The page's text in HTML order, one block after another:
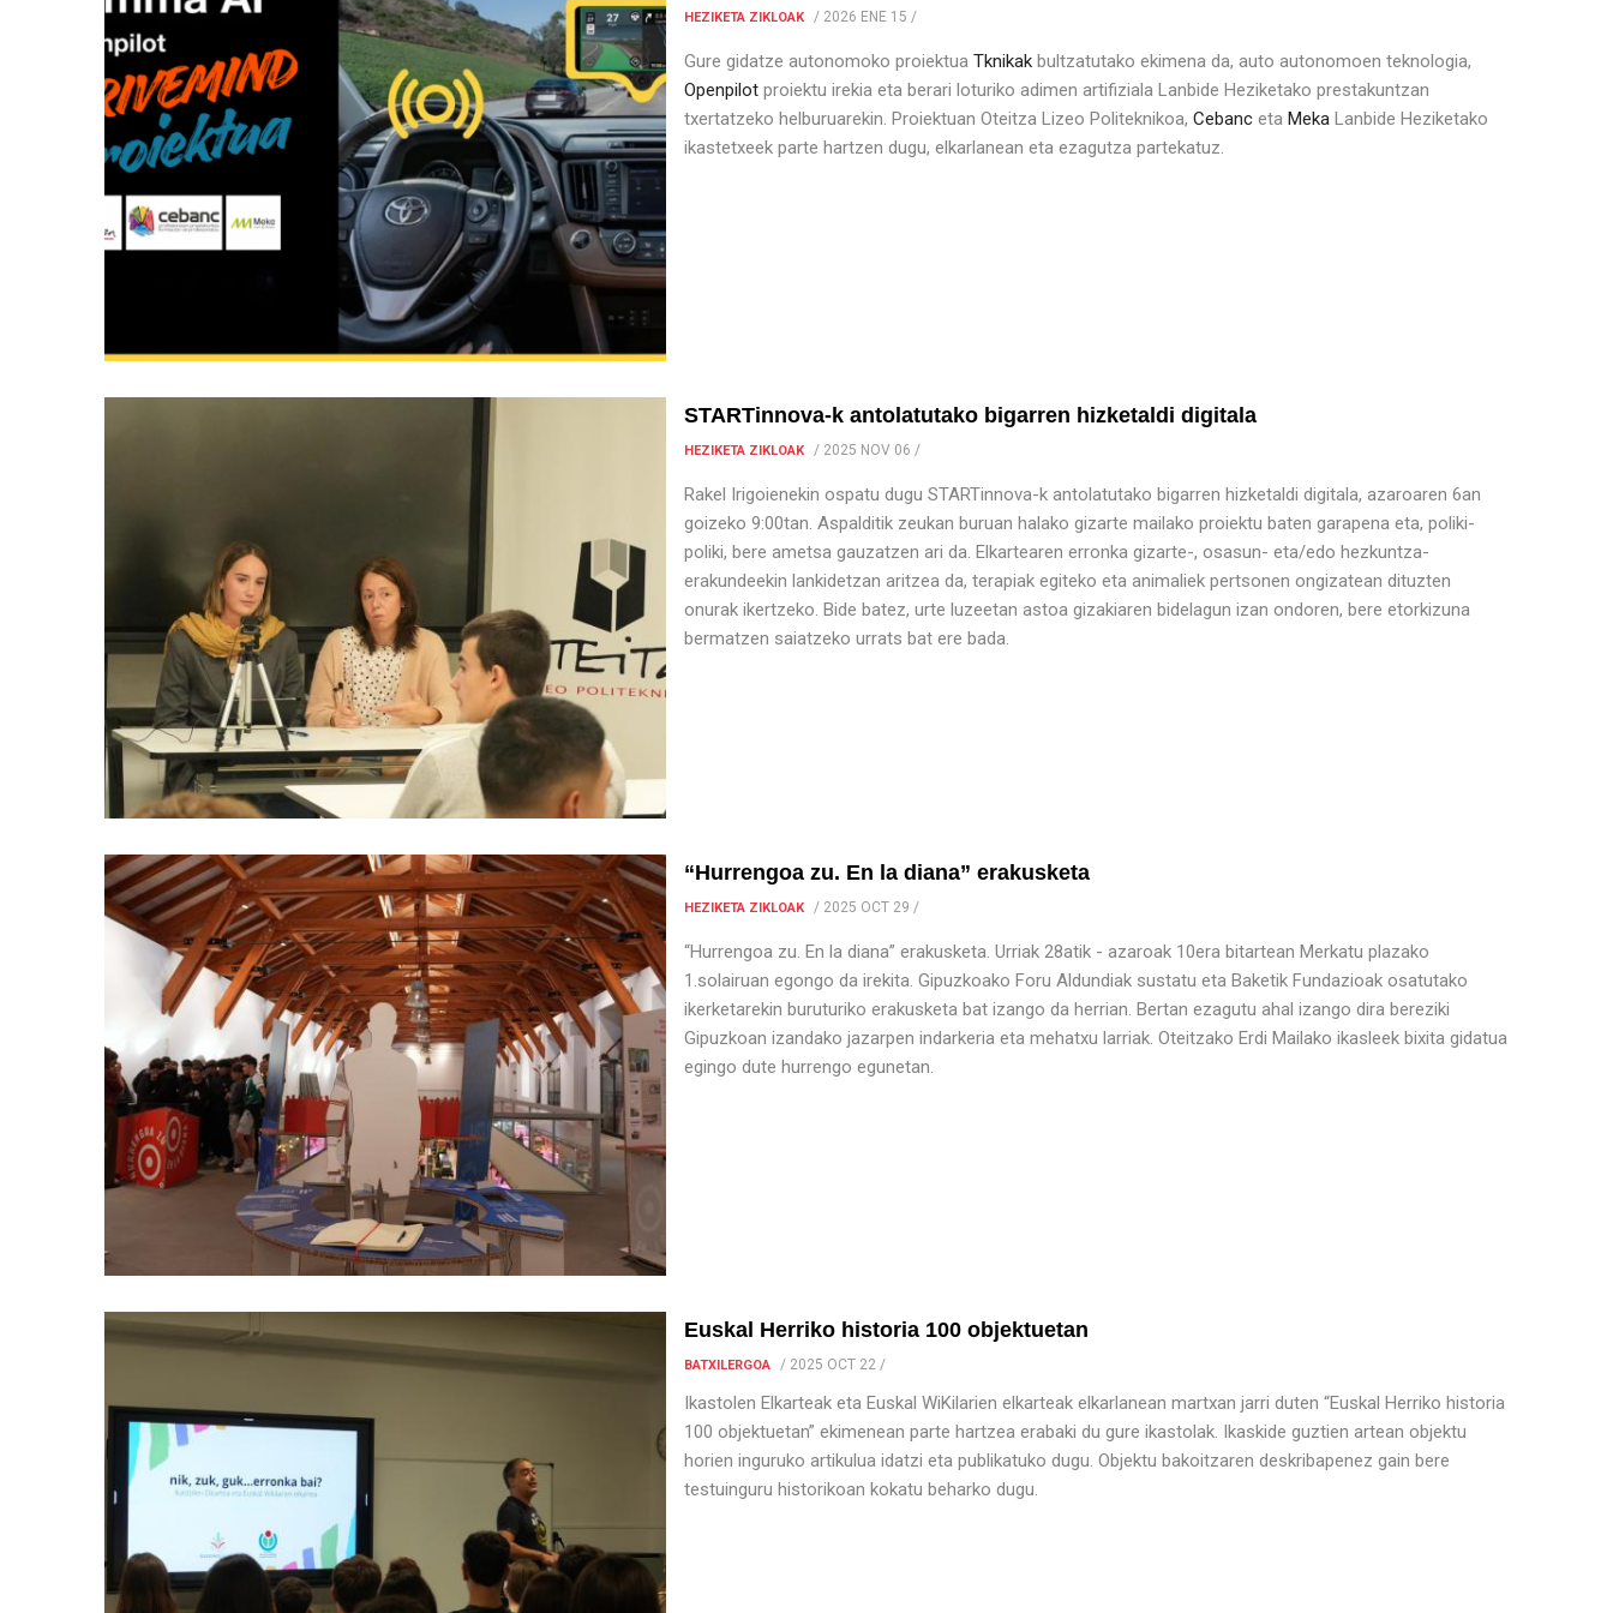
HEZIKETA ZIKLOAK / 2026 ENE 15 /
Gure gidatze autonomoko proiektua Tknikak bultzatutako ekimena da, auto autonomoen teknologia,
Openpilot proiektu irekia eta berari loturiko adimen artifiziala Lanbide Heziketako prestakuntzan
txertatzeko helburuarekin. Proiektuan Oteitza Lizeo Politeknikoa, Cebanc eta Meka Lanbide Heziketako
ikastetxeek parte hartzen dugu, elkarlanean eta ezagutza partekatuz.
STARTinnova-k antolatutako bigarren hizketaldi digitala
HEZIKETA ZIKLOAK / 2025 NOV 06 /
Rakel Irigoienekin ospatu dugu STARTinnova-k antolatutako bigarren hizketaldi digitala, azaroaren 6an
goizeko 9:00tan. Aspalditik zeukan buruan halako gizarte mailako proiektu baten garapena eta, poliki-
poliki, bere ametsa gauzatzen ari da. Elkartearen erronka gizarte-, osasun- eta/edo hezkuntza-
erakundeekin lankidetzan aritzea da, terapiak egiteko eta animaliek pertsonen ongizatean dituzten
onurak ikertzeko. Bide batez, urte luzeetan astoa gizakiaren bidelagun izan ondoren, bere etorkizuna
bermatzen saiatzeko urrats bat ere bada.
“Hurrengoa zu. En la diana” erakusketa
HEZIKETA ZIKLOAK / 2025 OCT 29 /
“Hurrengoa zu. En la diana” erakusketa. Urriak 28atik - azaroak 10era bitartean Merkatu plazako
1.solairuan egongo da irekita. Gipuzkoako Foru Aldundiak sustatu eta Baketik Fundazioak osatutako
ikerketarekin buruturiko erakusketa bat izango da herrian. Bertan ezagutu ahal izango dira bereziki
Gipuzkoan izandako jazarpen indarkeria eta mehatxu larriak. Oteitzako Erdi Mailako ikasleek bixita gidatua
egingo dute hurrengo egunetan.
Euskal Herriko historia 100 objektuetan
BATXILERGOA / 2025 OCT 22 /
Ikastolen Elkarteak eta Euskal WiKilarien elkarteak elkarlanean martxan jarri duten “Euskal Herriko historia
100 objektuetan” ekimenean parte hartzea erabaki du gure ikastolak. Ikaskide guztien artean objektu
horien inguruko artikulua idatzi eta publikatuko dugu. Objektu bakoitzaren deskribapenez gain bere
testuinguru historikoan kokatu beharko dugu.